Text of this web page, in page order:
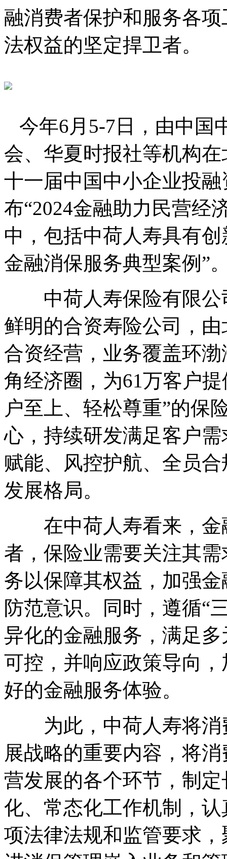
融消费者保护和服务各
法权益的坚定捍卫者。
今年6月5-7日，由中国
会、华夏时报社等机构
十一届中国中小企业投
布“2024金融助力民营经
中，包括中荷人寿具有
金融消保服务典型案例”
中荷人寿保险有限公
鲜明的合资寿险公司，
合资经营，业务覆盖环
角经济圈，为61万客户
户至上、轻松尊重”的保
心，持续研发满足客户
赋能、风控护航、全员
发展格局。
在中荷人寿看来，金
者，保险业需要关注其
务以保障其权益，加强
防范意识。同时，遵循“
异化的金融服务，满足
可控，并响应政策导向
好的金融服务体验。
为此，中荷人寿将消
展战略的重要内容，将
营发展的各个环节，制
化、常态化工作机制，
项法律法规和监管要求